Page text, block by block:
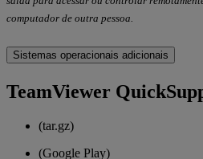
computador de outra pessoa.
Sistemas operacionais adicionais
TeamViewer
(tar.gz)
(Google Play)